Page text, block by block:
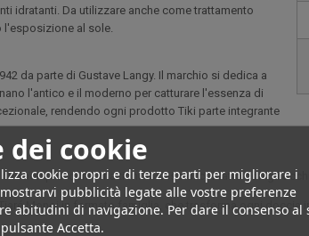
dei cookie
cookie propri e di terze parti per migliorare i
pubblicità legate alle vostre preferenze
abitudini di navigazione. Per dare il consenso al
Accetta.
idratanti. Da utilizzare anche come trattamento
l'esposizione al sole.
da parte di Gustave Langy. Il marchio si dedica a
l'antico e il moderno per catturare l'essenza di
rendendo ogni prodotto Tiki parte integrante
non provochi irritazioni. In caso di contatto con gli
Monoi in formato famiglia, che trasforma ogni doccia